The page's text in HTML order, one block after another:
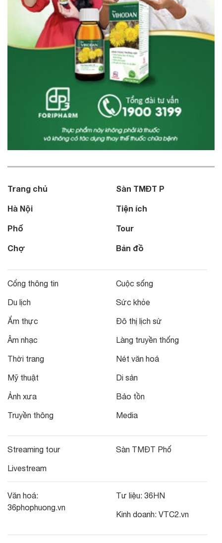
Trang chủ
Hà Nội
Phố
Chợ
Sàn TMĐT P
Tiện ích
Tour
Bản đồ
Cổng thông tin
Du lịch
Ẩm thực
Âm nhạc
Thời trang
Mỹ thuật
Ảnh xưa
Truyền thông
Cuộc sống
Sức khỏe
Đô thị lịch sử
Làng truyền thống
Nét văn hoá
Di sản
Bảo tồn
Media
Streaming tour
Livestream
Sàn TMĐT Phố
Văn hoá:
36phophuong.vn
Tư liệu: 36HN
Kinh doanh: VTC2.vn